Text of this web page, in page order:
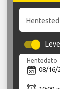
Hentested
Hentedato